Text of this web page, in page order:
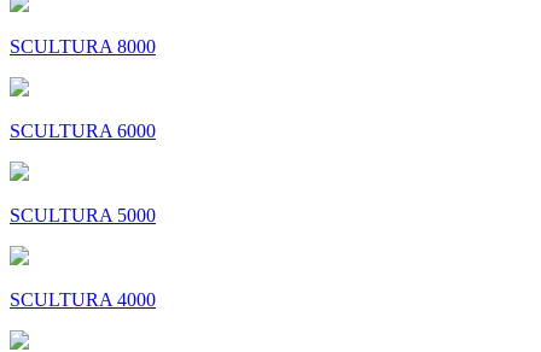
SCULTURA 8000
SCULTURA 6000
SCULTURA 5000
SCULTURA 4000